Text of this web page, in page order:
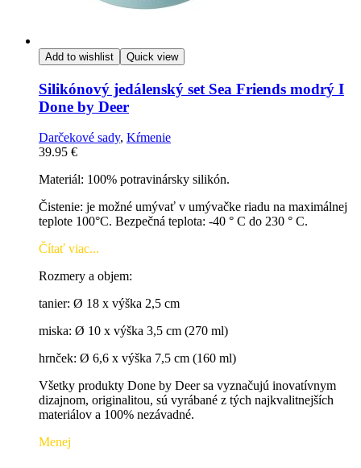
Add to wishlist Quick view
Silikónový jedálenský set Sea Friends modrý I
Done by Deer
Darčekové sady, Kŕmenie
39.95 €
Materiál: 100% potravinársky silikón.
Čistenie: je možné umývať v umývačke riadu na maximálnej
teplote 100°C. Bezpečná teplota: -40 ° C do 230 ° C.
Čítať viac...
Rozmery a objem:
tanier: Ø 18 x výška 2,5 cm
miska: Ø 10 x výška 3,5 cm (270 ml)
hrnček: Ø 6,6 x výška 7,5 cm (160 ml)
Všetky produkty Done by Deer sa vyznačujú inovatívnym
dizajnom, originalitou, sú vyrábané z tých najkvalitnejších
materiálov a 100% nezávadné.
Menej